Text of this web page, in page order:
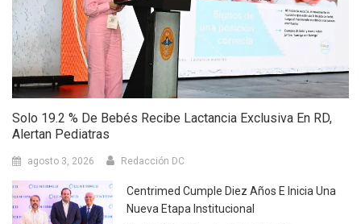
Solo 19.2 % De Bebés Recibe Lactancia Exclusiva En RD,
Alertan Pediatras
agosto 3, 2026 Redacción DC
Centrimed Cumple Diez Años E Inicia Una
Nueva Etapa Institucional